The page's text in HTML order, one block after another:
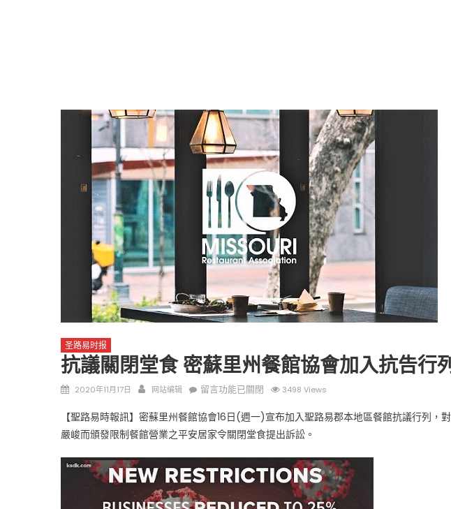
圣路易时报
抗議關閉堂食 密蘇里州餐館協會加入抗告行
Posted
2020年11月17日 Author
网站编辑
在
議
關
堂
食
密
留言功能已關閉 3498 Views
【聖路易時報訊】密蘇里州餐館協會16日(週一)宣布加入聖路易郡本地區餐館抗議行列
嚴峻而頒發限制餐館營業之平安居家令關閉堂食提出訴訟。
免费健康检查 无需预约 免费赠送血压计供符合
条件者使用 欢迎参加索取! 4月18日星期六 上午
了